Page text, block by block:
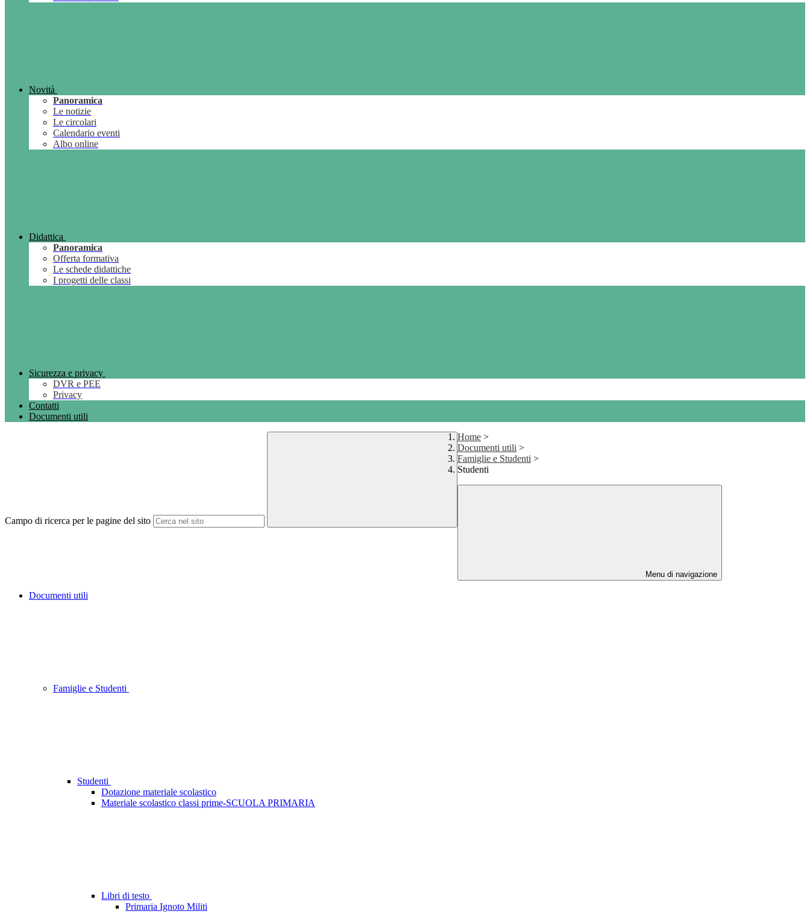
Novità
Panoramica
Le notizie
Le circolari
Calendario eventi
Albo online
Didattica
Panoramica
Offerta formativa
Le schede didattiche
I progetti delle classi
Sicurezza e privacy
DVR e PEE
Privacy
Contatti
Documenti utili
Campo di ricerca per le pagine del sito
Home >
Documenti utili >
Famiglie e Studenti >
Studenti
Menu di navigazione
Documenti utili
Famiglie e Studenti
Studenti
Dotazione materiale scolastico
Materiale scolastico classi prime-SCUOLA PRIMARIA
Libri di testo
Primaria Ignoto Militi